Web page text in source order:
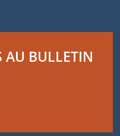
AU BULLETIN